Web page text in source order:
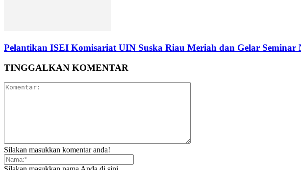
Pelantikan ISEI Komisariat UIN Suska Riau Meriah dan Gelar
TINGGALKAN KOMENTAR
Silakan masukkan komentar anda!